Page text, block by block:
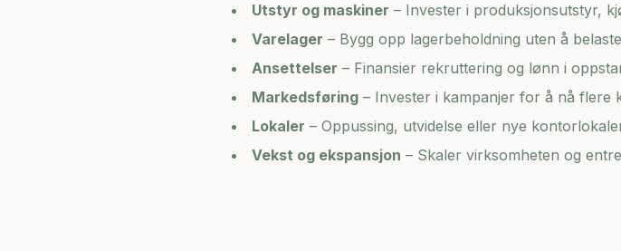
Utstyr og maskiner – Invester i produksjonsutstyr,
Varelager – Bygg opp lagerbeholdning uten å
Ansettelser – Finansier rekruttering og lønn i
Markedsføring – Invester i kampanjer for å nå flere
Lokaler – Oppussing, utvidelse eller nye
Vekst og ekspansjon – Skaler virksomheten og